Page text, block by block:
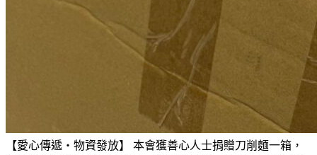
【愛心傳遞・物資發放】 本會獲善心人士捐贈刀削麵一箱，